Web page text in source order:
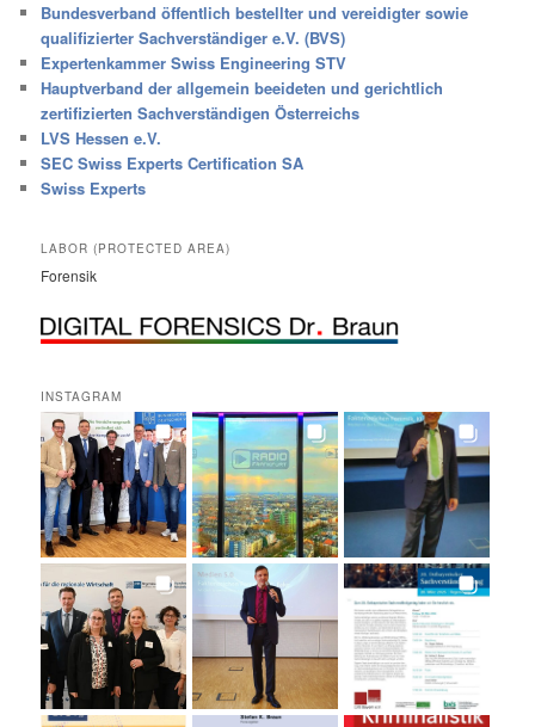
Bundesverband öffentlich bestellter und vereidigter sowie
qualifizierter Sachverständiger e.V. (BVS)
Expertenkammer Swiss Engineering STV
Hauptverband der allgemein beeideten und gerichtlich
zertifizierten Sachverständigen Österreichs
LVS Hessen e.V.
SEC Swiss Experts Certification SA
Swiss Experts
LABOR (PROTECTED AREA)
Forensik
INSTAGRAM